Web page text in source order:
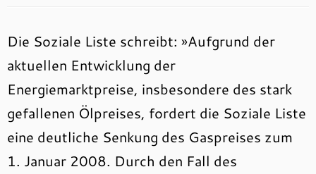
Die Soziale Liste schreibt: »Aufgrund der
aktuellen Entwicklung der
Energiemarktpreise, insbesondere des stark
gefallenen Ölpreises, fordert die Soziale Liste
eine deutliche Senkung des Gaspreises zum
1. Januar 2008. Durch den Fall des